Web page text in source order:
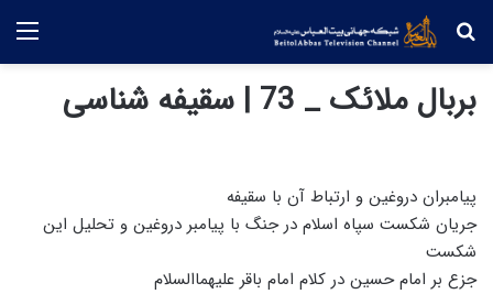
جستجو
بربال ملائک _ 73 | سقیفه شناسی
پیامبران دروغین و ارتباط آن با سقیفه
جریان شکست سپاه اسلام در جنگ با پیامبر دروغین و تحلیل این
شکست
جزع بر امام حسین در کلام امام باقر علیهماالسلام